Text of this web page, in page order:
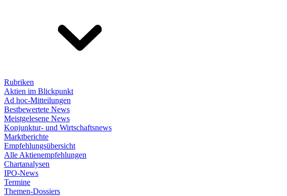
Rubriken
Aktien im Blickpunkt
Ad hoc-Mitteilungen
Bestbewertete News
Meistgelesene News
Konjunktur- und Wirtschaftsnews
Marktberichte
Empfehlungsübersicht
Alle Aktienempfehlungen
Chartanalysen
IPO-News
Termine
Themen-Dossiers